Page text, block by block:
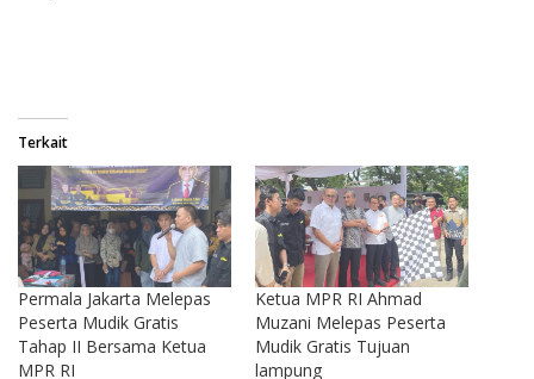
Terkait
Permala Jakarta Melepas
Peserta Mudik Gratis
Tahap II Bersama Ketua
MPR RI
Ketua MPR RI Ahmad
Muzani Melepas Peserta
Mudik Gratis Tujuan
lampung